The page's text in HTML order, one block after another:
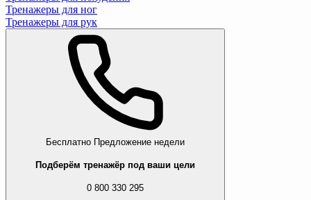
Тренажеры для ног
Тренажеры для рук
Бесплатно Предложение недели
Подберём тренажёр под ваши цели
0 800 330 295